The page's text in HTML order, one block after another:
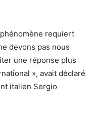
requiert
devons pas nous
une réponse plus
», avait déclaré
italien Sergio